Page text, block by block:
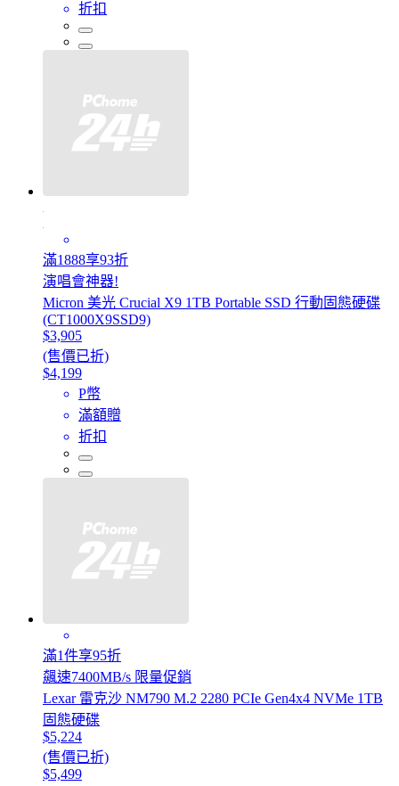
折扣
滿1888享93折
演唱會神器!
Micron 美光 Crucial X9 1TB Portable SSD 行動固態硬碟
(CT1000X9SSD9)
$3,905
(售價已折)
$4,199
P幣
滿額贈
折扣
滿1件享95折
飆速7400MB/s 限量促銷
Lexar 雷克沙 NM790 M.2 2280 PCIe Gen4x4 NVMe 1TB
固態硬碟
$5,224
(售價已折)
$5,499